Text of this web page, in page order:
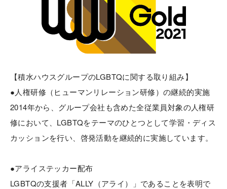
【積水ハウスグループのLGBTQに関する取り組み】
●人権研修（ヒューマンリレーション研修）の継続的実施
2014年から、グループ会社も含めた全従業員対象の人権研
修において、LGBTQをテーマのひとつとして学習・ディス
カッションを行い、啓発活動を継続的に実施しています。
●アライステッカー配布
LGBTQの支援者「ALLY（アライ）」であることを表明で